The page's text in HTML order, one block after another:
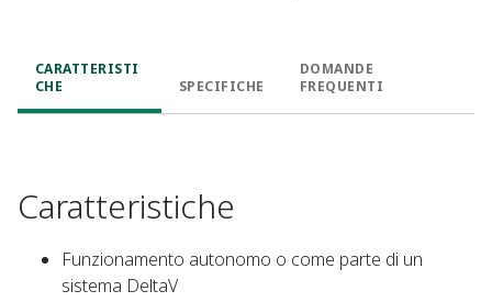
CARATTERISTI
CHE
SPECIFICHE
DOMANDE
FREQUENTI
Caratteristiche
Funzionamento autonomo o come parte di un
sistema DeltaV